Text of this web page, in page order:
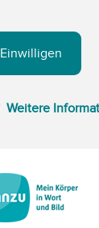
Einwilligen
Weitere